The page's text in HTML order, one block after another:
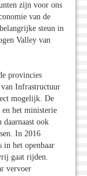
zijn voor ons
van de
steun in
Valley van
provincies
Infrastructuur
mogelijk. De
het ministerie
ook
In 2016
in het openbaar
gaat rijden.
vervoer